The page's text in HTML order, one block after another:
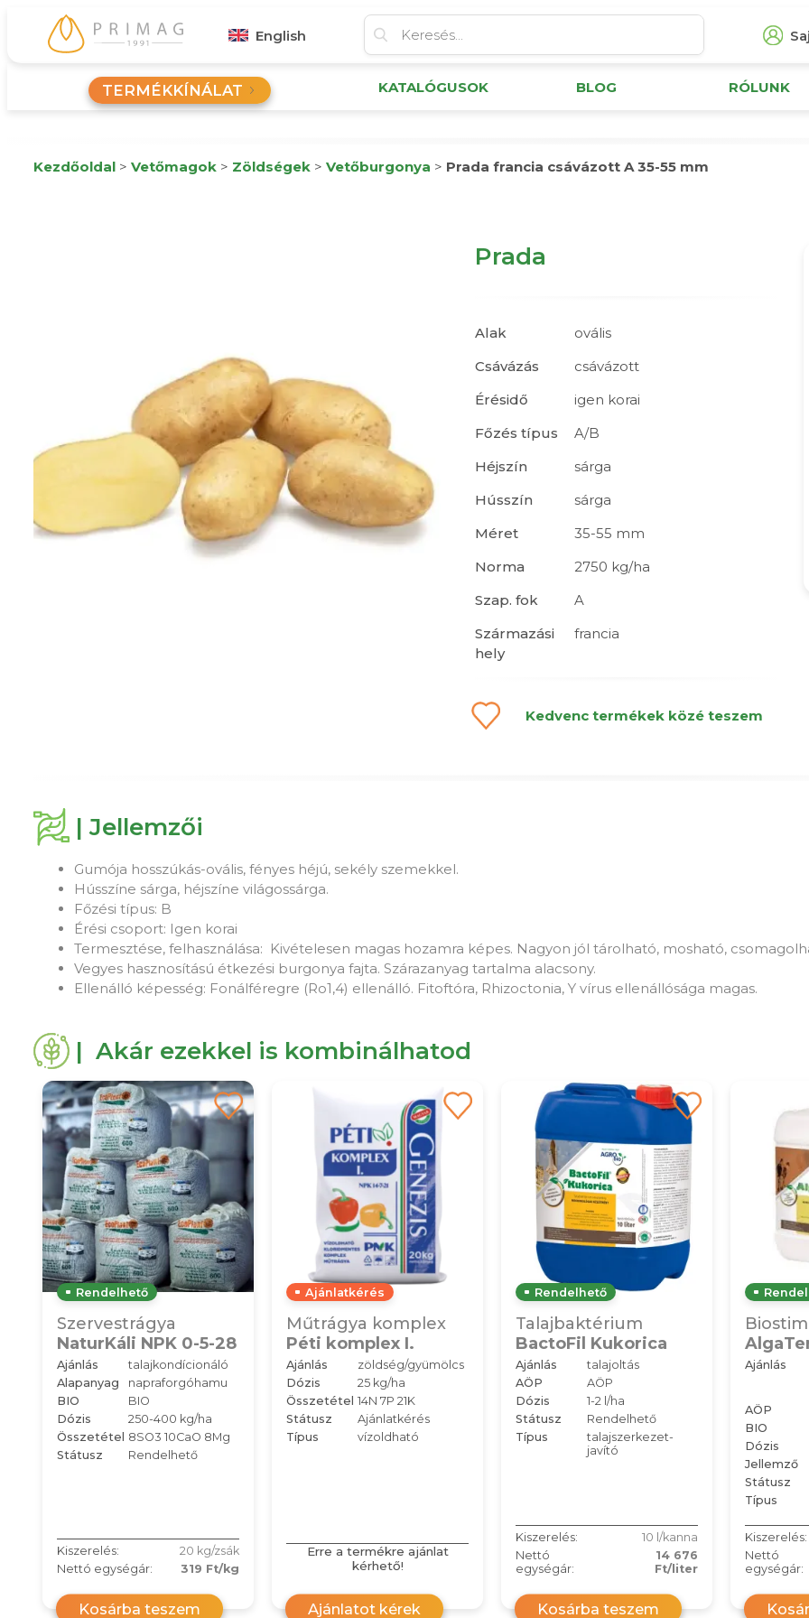
English
TERMÉKKÍNÁLAT KATALÓGUSOK BLOG RÓLUNK
Kezdőoldal > Vetőmagok > Zöldségek > Vetőburgonya > Prada francia csávázott A 35-55 mm
Prada
Alak
ovális
Csávázás
csávázott
Érésidő
igen korai
Főzés típus
A/B
Héjszín
sárga
Hússzín
sárga
Méret
35-55 mm
Norma
2750 kg/ha
Szap. fok
A
Származási
hely
francia
Kedvenc termékek közé teszem
| Jellemzői
Gumója hosszúkás-ovális, fényes héjú, sekély szemekkel.
Hússzíne sárga, héjszíne világossárga.
Főzési típus: B
Érési csoport: Igen korai
Termesztése, felhasználása: Kivételesen magas hozamra képes. Nagyon jól tárolható, mosható,
Vegyes hasznosítású étkezési burgonya fajta. Szárazanyag tartalma alacsony.
Ellenálló képesség: Fonálféregre (Ro1,4) ellenálló. Fitoftóra, Rhizoctonia, Y vírus ellenállósága magas.
| Akár ezekkel is kombinálhatod
Rendelhető
Szervestrágya
NaturKáli NPK 0-5-28
Ajánlás
talajkondícionáló
Alapanyag
napraforgóhamu
BIO
BIO
Dózis
250-400 kg/ha
Összetétel 8SO3 10CaO 8Mg
Státusz
Rendelhető
Kiszerelés:
20 kg/zsák
Nettó egységár:
319 Ft/kg
Kosárba teszem
Ajánlatkérés
Műtrágya komplex
Péti komplex I.
Ajánlás
zöldség/gyümölcs
Dózis
25 kg/ha
Összetétel 14N 7P 21K
Státusz
Ajánlatkérés
Típus
vízoldható
Erre a termékre ajánlat
kérhető!
Ajánlatot kérek
Rendelhető
Talajbaktérium
BactoFil Kukorica
Ajánlás
talajoltás
AÖP
AÖP
Dózis
1-2 l/ha
Státusz
Rendelhető
Típus
talajszerkezet-
javító
Kiszerelés:
10 l/kanna
Nettó
egységár:
14 676
Ft/liter
Kosárba teszem
Ajánlás
AÖP
BIO
Dózis
Jellemző
Státusz
Típus
Kiszerelés:
Nettó
egységár: